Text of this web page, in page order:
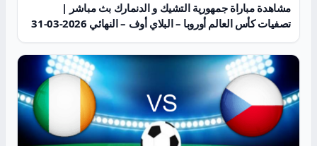
مشاهدة مباراة جمهورية التشيك و الدنمارك بث مباشر |
تصفيات كأس العالم أوروبا – البلاي أوف – النهائي 2026-03-31
| كورة لايف